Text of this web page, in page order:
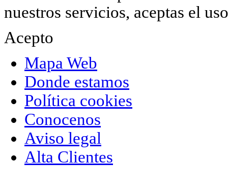
nuestros servicios, aceptas el
Acepto
Mapa Web
Donde estamos
Política cookies
Conocenos
Aviso legal
Alta Clientes